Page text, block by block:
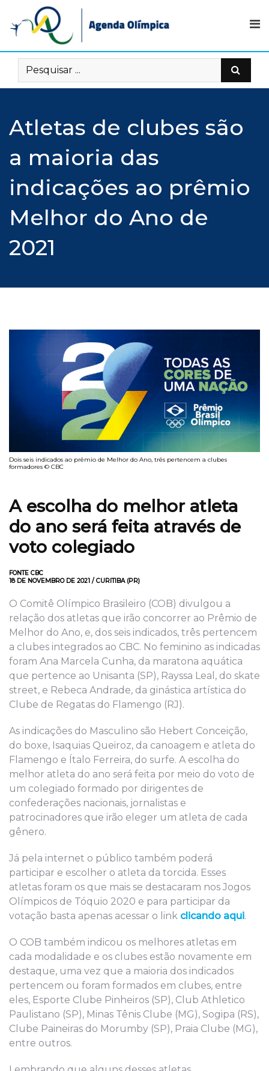
content
Atletas de clubes são
a maioria das
indicações ao prêmio
Melhor do Ano de
2021
Dois seis indicados ao prêmio de Melhor do Ano, três pertencem a clubes
formadores © CBC
A escolha do melhor atleta
do ano será feita através de
voto colegiado
FONTE CBC
18 DE NOVEMBRO DE 2021 / CURITIBA (PR)
O Comitê Olímpico Brasileiro (COB) divulgou a
relação dos atletas que irão concorrer ao Prêmio de
Melhor do Ano, e, dos seis indicados, três pertencem
a clubes integrados ao CBC. No feminino as indicadas
foram Ana Marcela Cunha, da maratona aquática
que pertence ao Unisanta (SP), Rayssa Leal, do skate
street, e Rebeca Andrade, da ginástica artística do
Clube de Regatas do Flamengo (RJ).
As indicações do Masculino são Hebert Conceição,
do boxe, Isaquias Queiroz, da canoagem e atleta do
Flamengo e Ítalo Ferreira, do surfe. A escolha do
melhor atleta do ano será feita por meio do voto de
um colegiado formado por dirigentes de
confederações nacionais, jornalistas e
patrocinadores que irão eleger um atleta de cada
gênero.
Já pela internet o público também poderá
participar e escolher o atleta da torcida. Esses
atletas foram os que mais se destacaram nos Jogos
Olímpicos de Tóquio 2020 e para participar da
votação basta apenas acessar o link clicando aqui.
O COB também indicou os melhores atletas em
cada modalidade e os clubes estão novamente em
destaque, uma vez que a maioria dos indicados
pertencem ou foram formados em clubes, entre
eles, Esporte Clube Pinheiros (SP), Club Athletico
Paulistano (SP), Minas Tênis Clube (MG), Sogipa (RS),
Clube Paineiras do Morumby (SP), Praia Clube (MG),
entre outros.